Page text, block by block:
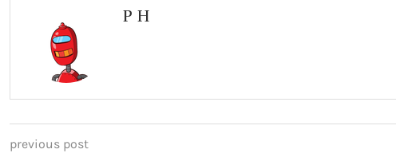
P H
previous post